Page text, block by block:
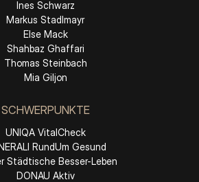
Ines Schwarz
Markus Stadlmayr
Else Mack
Shahbaz Ghaffari
Thomas Steinbach
Mia Giljon
SCHWERPUNKTE
UNIQA VitalCheck
RundUm Gesund
Städtische Besser-Leben
DONAU Aktiv